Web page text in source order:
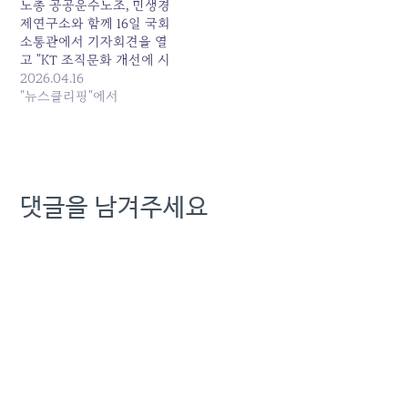
노총 공공운수노조, 민생경
제연구소와 함께 16일 국회
소통관에서 기자회견을 열
고 "KT 조직문화 개선에 시
발점이 됐으면 좋겠다"며 이
같이 밝혔다. 지난달 31일
2026.04.16
"뉴스클리핑"에서
댓글을 남겨주세요